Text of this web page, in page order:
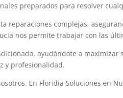
preparados para resolver
complejas,
nos permite trabajar con las
ayudándote a
y profesionalidad.
En Floridia Soluciones en